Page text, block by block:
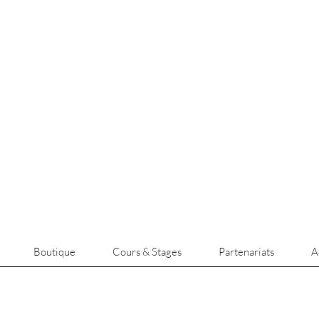
Boutique Cours & Stages Partenariats